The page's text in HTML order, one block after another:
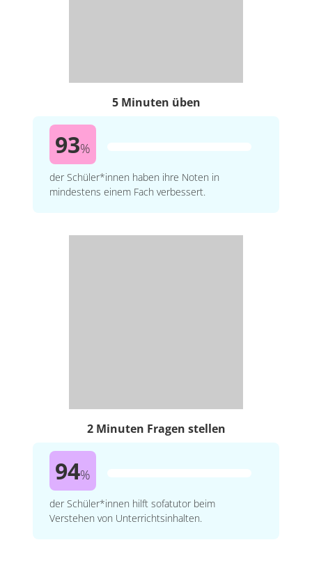
5 Minuten üben
93%
der Schüler*innen haben ihre Noten in
mindestens einem Fach verbessert.
2 Minuten Fragen stellen
94%
der Schüler*innen hilft sofatutor beim
Verstehen von Unterrichtsinhalten.